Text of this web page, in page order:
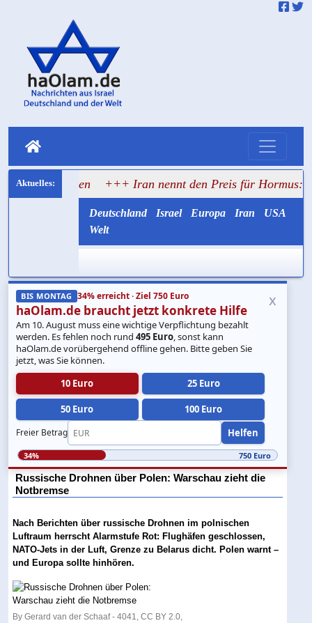
+++ Iran nennt den Preis für Hormus: Sechs
Deutschland Israel Europa Iran
USA
Welt
BIS MONTAG 34% erreicht · Ziel 750 Euro
haOlam.de braucht jetzt konkrete Hilfe
Am 10. August muss eine wichtige Verpflichtung bezahlt
werden. Es fehlen noch rund495 Euro, sonst kann
haOlam.de vorübergehend offline gehen. Bitte geben Sie
jetzt, was Sie können.
10 Euro
25 Euro
50 Euro 100 Euro
Freier Betrag Helfen
x
34% 750 Euro
Russische Drohnen über Polen: Warschau zieht die
Notbremse
Nach Berichten über russische Drohnen im polnischen
Luftraum herrscht Alarmstufe Rot: Flughäfen geschlossen,
NATO-Jets in der Luft, Grenze zu Belarus dicht. Polen warnt –
und Europa sollte hinhören.
By Gerard van der Schaaf - 4041, CC BY 2.0,